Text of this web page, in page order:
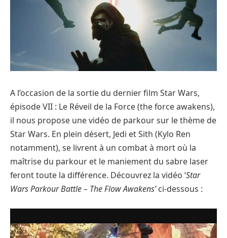
A l’occasion de la sortie du dernier film Star Wars,
épisode VII : Le Réveil de la Force (the force awakens),
il nous propose une vidéo de parkour sur le thème de
Star Wars. En plein désert, Jedi et Sith (Kylo Ren
notamment), se livrent à un combat à mort où la
maîtrise du parkour et le maniement du sabre laser
feront toute la différence. Découvrez la vidéo ‘Star
Wars Parkour Battle – The Flow Awakens’ci-dessous :